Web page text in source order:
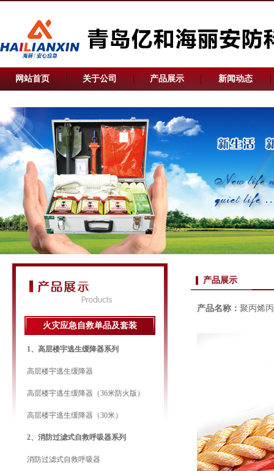
网站首页 关于公司 产品展示 新闻动态
火灾应急自救单品及套装
1、高层楼宇逃生缓降器系列
高层楼宇逃生缓降器
高层楼宇逃生缓降器（36米防火版）
高层楼宇逃生缓降器（30米）
2、消防过滤式自救呼吸器系列
消防过滤式自救呼吸器
产品展示
产品名称： 聚丙烯